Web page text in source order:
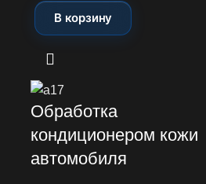
В корзину
Обработка
кондиционером кожи
автомобиля